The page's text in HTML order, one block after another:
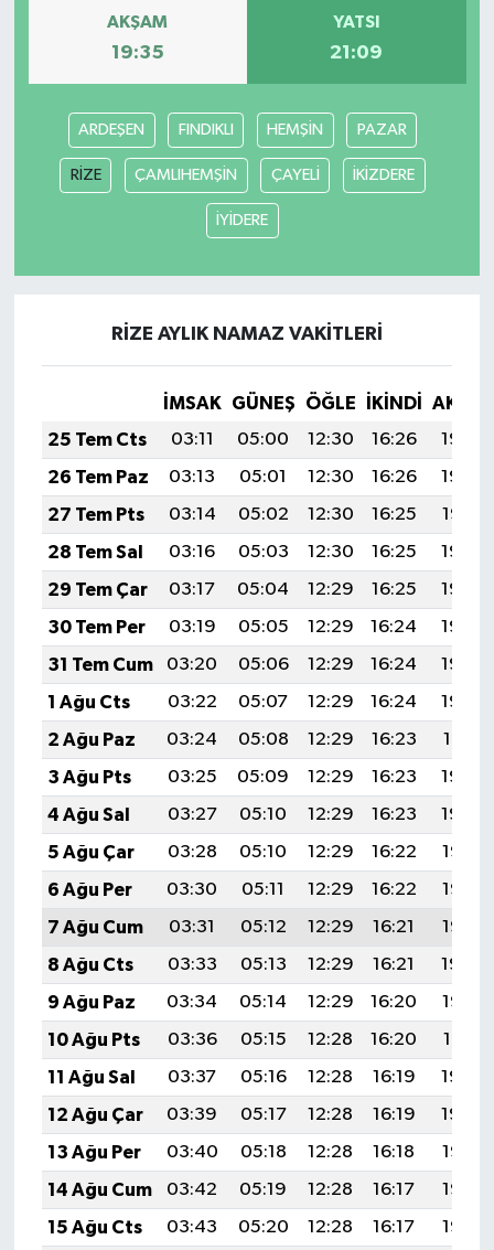
AKŞAM
19:35
YATSI
21:09
ARDEŞEN FINDIKLI HEMŞİN PAZAR
RİZE ÇAMLIHEMŞİN ÇAYELİ İKİZDERE
İYİDERE
RİZE AYLIK NAMAZ VAKITLERI
İMSAK GÜNEŞ ÖĞLE İKINDI
25 Tem Cts
03:11 05:00 12:30 16:26
19:49
26 Tem Paz
03:13 05:01 12:30 16:26
19:48
27 Tem Pts
03:14 05:02 12:30 16:25
19:47
28 Tem Sal
03:16 05:03 12:30 16:25
19:46
29 Tem Çar
03:17 05:04 12:29 16:25
19:45
30 Tem Per
03:19 05:05 12:29 16:24
19:44
31 Tem Cum
03:20 05:06 12:29 16:24
19:43
1 Ağu Cts
03:22 05:07 12:29 16:24
19:42
2 Ağu Paz
03:24 05:08 12:29 16:23
19:41
3 Ağu Pts
03:25 05:09 12:29 16:23
19:40
4 Ağu Sal
03:27 05:10 12:29 16:23
19:39
5 Ağu Çar
03:28 05:10 12:29 16:22
19:38
6 Ağu Per
03:30 05:11 12:29 16:22
19:36
7 Ağu Cum
03:31 05:12 12:29 16:21
19:35
8 Ağu Cts
03:33 05:13 12:29 16:21
19:34
9 Ağu Paz
03:34 05:14 12:29 16:20
19:33
10 Ağu Pts
03:36 05:15 12:28 16:20
19:31
11 Ağu Sal
03:37 05:16 12:28 16:19
19:30
12 Ağu Çar
03:39 05:17 12:28 16:19
19:29
13 Ağu Per
03:40 05:18 12:28 16:18
19:28
14 Ağu Cum
03:42 05:19 12:28 16:17
19:26
15 Ağu Cts
03:43 05:20 12:28 16:17
19:25